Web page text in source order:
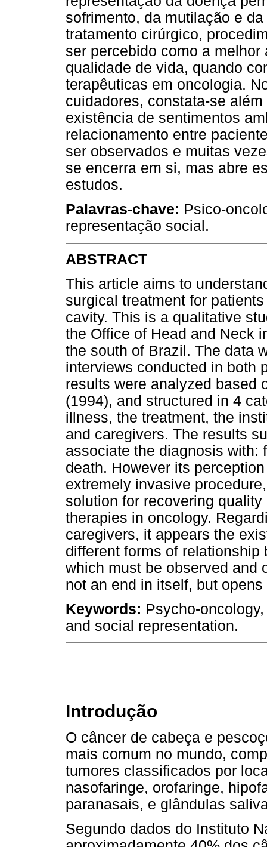
sofrimento, da mutilação e
tratamento cirúrgico,
ser percebido como a
qualidade de vida, quando
terapêuticas em oncologia.
cuidadores, constata-se
existência de sentimentos
relacionamento entre
ser observados e muitas
se encerra em si, mas abre
estudos.
Palavras-chave: Psico-
representação social.
ABSTRACT
This article aims to
surgical treatment for
cavity. This is a qualitative
the Office of Head and Neck
the south of Brazil. The data
interviews conducted in both
results were analyzed based
(1994), and structured in 4
illness, the treatment, the
and caregivers. The results
associate the diagnosis with:
death. However its
extremely invasive
solution for recovering
therapies in oncology.
caregivers, it appears the
different forms of
which must be observed and
not an end in itself, but
Keywords: Psycho-
and social representation.
Introdução
O câncer de cabeça e
mais comum no mundo,
tumores classificados por
nasofaringe, orofaringe,
paranasais, e glândulas
Segundo dados do Instituto